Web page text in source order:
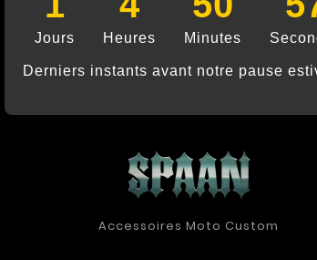
Jours Heures Minutes
Derniers instants avant notre pause
Accessoires Moto Custom